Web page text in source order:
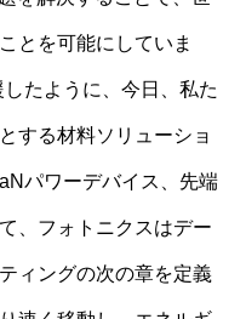
とを可能にしていま
たように、今日、私た
する材料ソリューショ
パワーデバイス、先端
、フォトニクスはデー
ィングの次の章を定義